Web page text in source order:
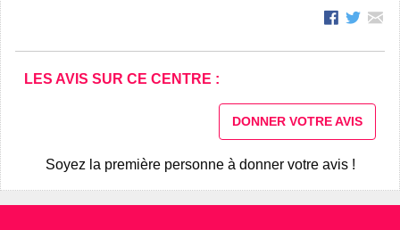
LES AVIS SUR CE CENTRE :
DONNER VOTRE AVIS
Soyez la première personne à donner votre avis !